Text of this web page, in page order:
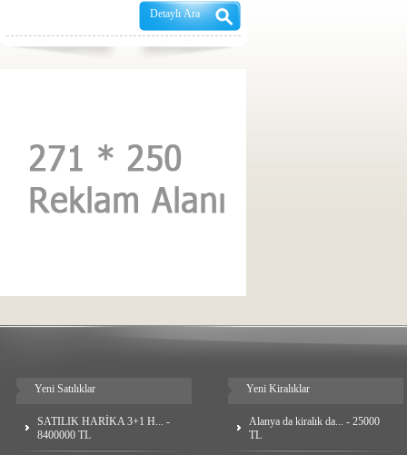
Yeni Satılıklar
SATILIK HARİKA 3+1 H... -
8400000 TL
Yeni Kiralıklar
Alanya da kiralık da... - 25000
TL